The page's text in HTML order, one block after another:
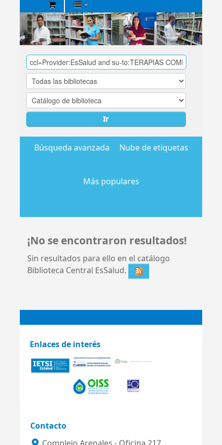
Biblioteca
Central
EsSalud
Ir
Búsqueda avanzada Nube de etiquetas
Más populares
¡No se encontraron resultados!
Sin resultados para ello en el catálogo
Biblioteca Central EsSalud.
Enlaces de interés
Contacto